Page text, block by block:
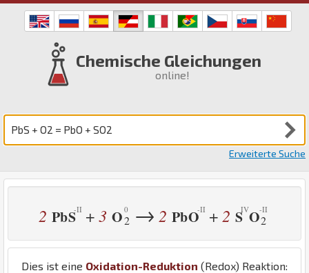
Chemische Gleichungen
online!
Erweiterte Suche
2 PbS +3 O2 → 2 PbO + 2 S O2
Dies ist eine Oxidation-Reduktion (Redox) Reaktion: